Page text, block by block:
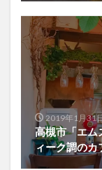
2019年1月31
高槻市「エム
ィーク調のカ